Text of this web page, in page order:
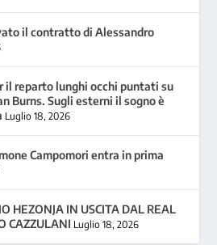
il contratto di Alessandro
il reparto lunghi occhi puntati su
Burns. Sugli esterni il sogno è
Luglio 18, 2026
Campomori entra in prima
HEZONJA IN USCITA DAL REAL
CAZZULANI Luglio 18, 2026